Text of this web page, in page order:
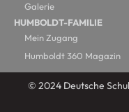
Galerie
HUMBOLDT-FAMILIE
Mein Zugang
Humboldt 360 Magazin
© 2024 Deutsche